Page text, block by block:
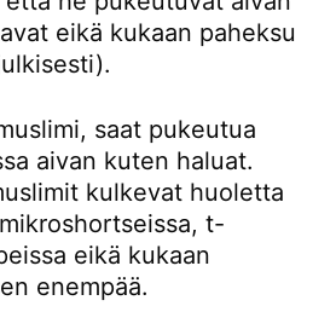
eikä kukaan paheksu
saat pukeutua
aivan kuten haluat.
kulkevat huoletta
t-
eikä kukaan
enempää.